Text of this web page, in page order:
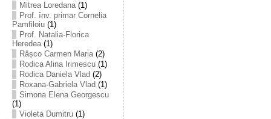
Mitrea Loredana(1)
Prof. înv. primar Cornelia
Pamfiloiu(1)
Prof. Natalia-Florica
Heredea(1)
Râșco Carmen Maria(2)
Rodica Alina Irimescu(1)
Rodica Daniela Vlad (2)
Roxana-Gabriela Vlad (1)
Simona Elena Georgescu
(1)
Violeta Dumitru(1)